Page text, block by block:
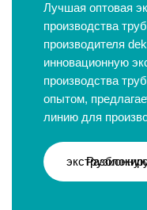
Лучшая оптовая
производства
производителя
инновационную
производства
опытом,
линию для